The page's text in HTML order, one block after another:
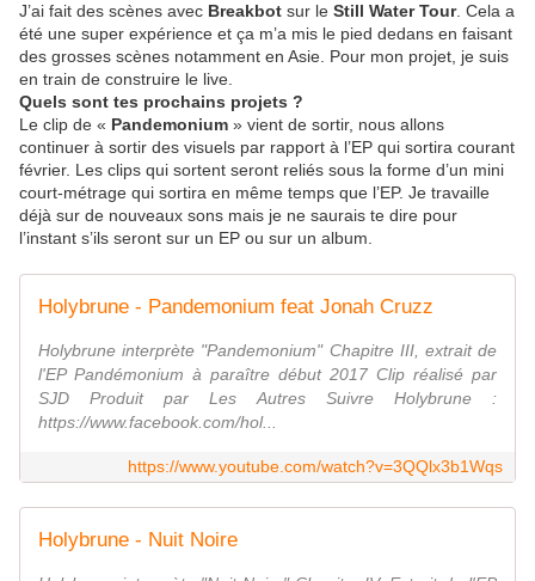
J’ai fait des scènes avec Breakbot sur le Still Water Tour. Cela a
été une super expérience et ça m’a mis le pied dedans en faisant
des grosses scènes notamment en Asie. Pour mon projet, je suis
en train de construire le live.
Quels sont tes prochains projets ?
Le clip de « Pandemonium » vient de sortir, nous allons
continuer à sortir des visuels par rapport à l’EP qui sortira courant
février. Les clips qui sortent seront reliés sous la forme d’un mini
court-métrage qui sortira en même temps que l’EP. Je travaille
déjà sur de nouveaux sons mais je ne saurais te dire pour
l’instant s’ils seront sur un EP ou sur un album.
Holybrune - Pandemonium feat Jonah Cruzz
Holybrune interprète "Pandemonium" Chapitre III, extrait de
l'EP Pandémonium à paraître début 2017 Clip réalisé par
SJD Produit par Les Autres Suivre Holybrune :
https://www.facebook.com/hol...
https://www.youtube.com/watch?v=3QQlx3b1Wqs
Holybrune - Nuit Noire